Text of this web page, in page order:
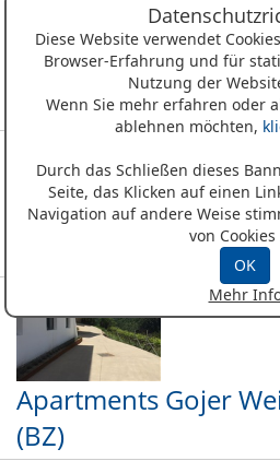
Diese Website verwendet
Browser-Erfahrung und für
Nutzung der
Wenn Sie mehr erfahren oder
ablehnen möchten,
Durch das Schließen dieses
Seite, das Klicken auf einen
Navigation auf andere Weise
von Cookies
OK
Mehr
Meraner Mühle in
Mila Shop in Bozen
Apartments Gojer
(BZ)